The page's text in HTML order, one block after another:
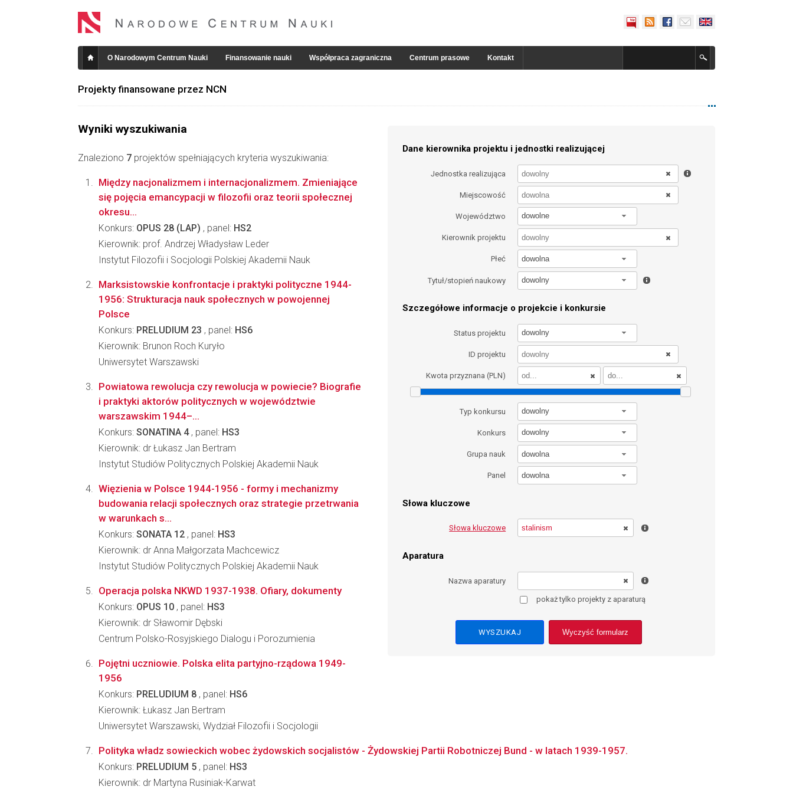
O Narodowym Centrum Nauki Finansowanie nauki Współpraca zagraniczna Centrum prasowe Kontakt
Projekty finansowane przez NCN
Wyniki wyszukiwania
Znaleziono 7 projektów spełniających kryteria wyszukiwania:
Dane kierownika projektu i jednostki realizującej
Jednostka realizująca
Miejscowość
Województwo dowolne
Kierownik projektu
Płeć dowolna
Tytuł/stopień naukowy dowolny
Szczegółowe informacje o projekcie i konkursie
Status projektu dowolny
ID projektu
Kwota przyznana (PLN)
Typ konkursu dowolny
Konkurs dowolny
Grupa nauk dowolna
Panel dowolna
Słowa kluczowe
Słowa kluczowe
Aparatura
Nazwa aparatury
pokaż tylko projekty z aparaturą
Wyczyść formularz
Między nacjonalizmem i internacjonalizmem. Zmieniające
się pojęcia emancypacji w filozofii oraz teorii społecznej
okresu...
Konkurs: OPUS 28 (LAP) , panel: HS2
Kierownik: prof. Andrzej Władysław Leder
Instytut Filozofii i Socjologii Polskiej Akademii Nauk
Marksistowskie konfrontacje i praktyki polityczne 1944-
1956: Strukturacja nauk społecznych w powojennej
Polsce
Konkurs: PRELUDIUM 23 , panel: HS6
Kierownik: Brunon Roch Kuryło
Uniwersytet Warszawski
Powiatowa rewolucja czy rewolucja w powiecie? Biografie
i praktyki aktorów politycznych w województwie
warszawskim 1944–...
Konkurs: SONATINA 4, panel: HS3
Kierownik: dr Łukasz Jan Bertram
Instytut Studiów Politycznych Polskiej Akademii Nauk
Więzienia w Polsce 1944-1956 - formy i mechanizmy
budowania relacji społecznych oraz strategie przetrwania
w warunkach s...
Konkurs: SONATA 12 , panel: HS3
Kierownik: dr Anna Małgorzata Machcewicz
Instytut Studiów Politycznych Polskiej Akademii Nauk
Operacja polska NKWD 1937-1938. Ofiary, dokumenty
Konkurs: OPUS 10 , panel: HS3
Kierownik: dr Sławomir Dębski
Centrum Polsko-Rosyjskiego Dialogu i Porozumienia
Pojętni uczniowie. Polska elita partyjno-rządowa 1949-
1956
Konkurs: PRELUDIUM 8 , panel: HS6
Kierownik: Łukasz Jan Bertram
Uniwersytet Warszawski, Wydział Filozofii i Socjologii
Polityka władz sowieckich wobec żydowskich socjalistów - Żydowskiej Partii Robotniczej Bund - w latach 1939-1957.
Konkurs: PRELUDIUM 5 , panel: HS3
Kierownik: dr Martyna Rusiniak-Karwat